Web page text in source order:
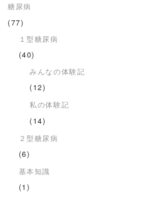
糖尿病
(77)
１型糖尿病
(40)
みんなの体験記
(12)
私の体験記
(14)
２型糖尿病
(6)
基本知識
(1)